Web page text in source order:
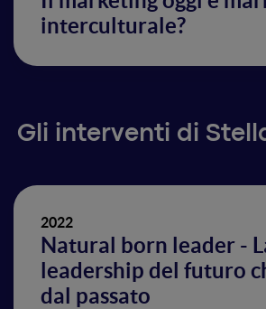
interculturale?
Gli interventi di
2022
Natural born leader -
leadership del futuro
dal passato